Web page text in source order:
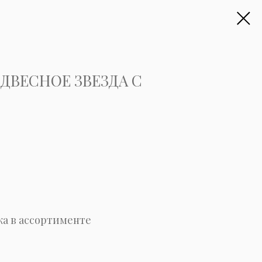
ЗВЕЗДА С
в ассортименте